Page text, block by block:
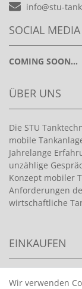
info@stu-
SOCIAL MEDIA
COMING SOON...
ÜBER UNS
Die STU
mobile
Jahrelange
unzählige
Konzept mobiler
Anforderungen
wirtschaftliche
EINKAUFEN
>
Wir verwenden